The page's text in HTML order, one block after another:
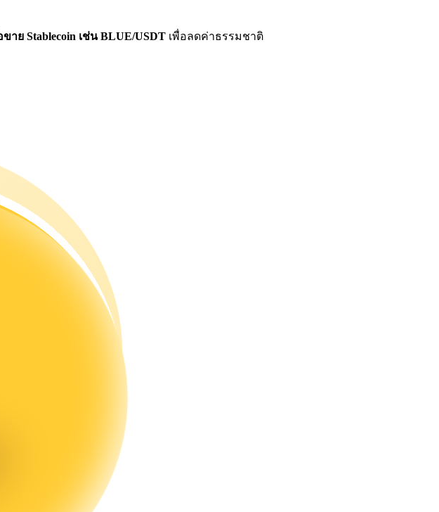
าย Stablecoin เช่น BLUE/USDT เพื่อลดค่าธรรมชาติ